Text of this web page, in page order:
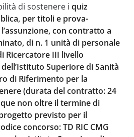
di sostenere i quiz
per titoli e prova-
con contratto a
di n. 1 unità di personale
Ricercatore III livello
Superiore di Sanità
di Riferimento per la
(durata del contratto: 24
non oltre il termine di
previsto per il
concorso: TD RIC CMG